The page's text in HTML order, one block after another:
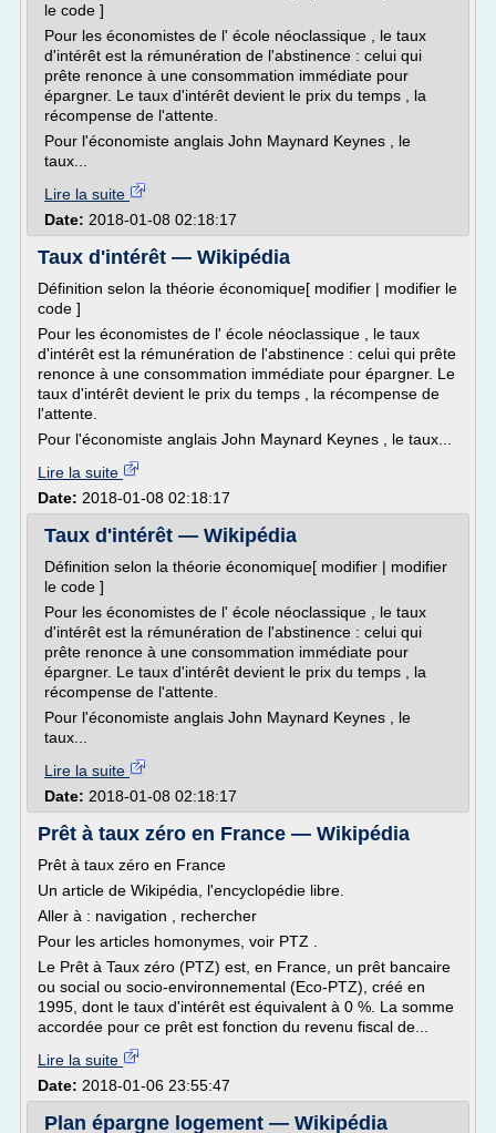
le code ]
Pour les économistes de l' école néoclassique , le taux
d'intérêt est la rémunération de l'abstinence : celui qui
prête renonce à une consommation immédiate pour
épargner. Le taux d'intérêt devient le prix du temps , la
récompense de l'attente.
Pour l'économiste anglais John Maynard Keynes , le
taux...
Lire la suite
Date: 2018-01-08 02:18:17
Taux d'intérêt — Wikipédia
Définition selon la théorie économique[ modifier | modifier le
code ]
Pour les économistes de l' école néoclassique , le taux
d'intérêt est la rémunération de l'abstinence : celui qui prête
renonce à une consommation immédiate pour épargner. Le
taux d'intérêt devient le prix du temps , la récompense de
l'attente.
Pour l'économiste anglais John Maynard Keynes , le taux...
Lire la suite
Date: 2018-01-08 02:18:17
Taux d'intérêt — Wikipédia
Définition selon la théorie économique[ modifier | modifier
le code ]
Pour les économistes de l' école néoclassique , le taux
d'intérêt est la rémunération de l'abstinence : celui qui
prête renonce à une consommation immédiate pour
épargner. Le taux d'intérêt devient le prix du temps , la
récompense de l'attente.
Pour l'économiste anglais John Maynard Keynes , le
taux...
Lire la suite
Date: 2018-01-08 02:18:17
Prêt à taux zéro en France — Wikipédia
Prêt à taux zéro en France
Un article de Wikipédia, l'encyclopédie libre.
Aller à : navigation , rechercher
Pour les articles homonymes, voir PTZ .
Le Prêt à Taux zéro (PTZ) est, en France, un prêt bancaire
ou social ou socio-environnemental (Eco-PTZ), créé en
1995, dont le taux d'intérêt est équivalent à 0 %. La somme
accordée pour ce prêt est fonction du revenu fiscal de...
Lire la suite
Date: 2018-01-06 23:55:47
Plan épargne logement — Wikipédia